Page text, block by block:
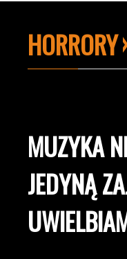
HORRORY
MUZYKA
JEDYNĄ